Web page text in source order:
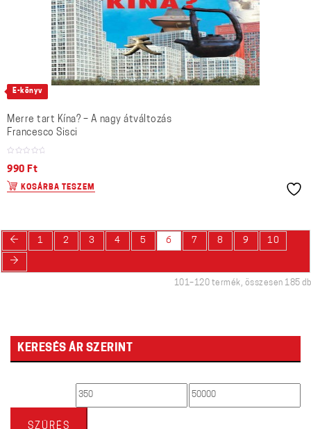
E-könyv
Merre tart Kína? – A nagy átváltozás
Francesco Sisci
990 Ft
KOSÁRBA TESZEM
← 1 2 3 4 5 6 7 8 9 10
→
101–120 termék, összesen 185 db
KERESÉS ÁR SZERINT
Min Max
SZŰRÉS